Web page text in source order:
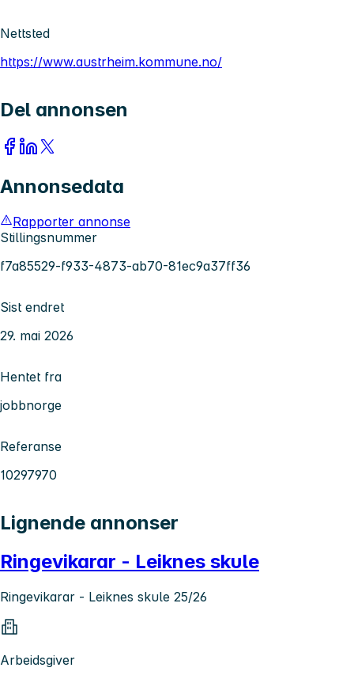
Nettsted
https://www.austrheim.kommune.no/
Del annonsen
Annonsedata
Rapporter annonse
Stillingsnummer
f7a85529-f933-4873-ab70-81ec9a37ff36
Sist endret
29. mai 2026
Hentet fra
jobbnorge
Referanse
10297970
Lignende annonser
Ringevikarar - Leiknes skule
Ringevikarar - Leiknes skule 25/26
Arbeidsgiver